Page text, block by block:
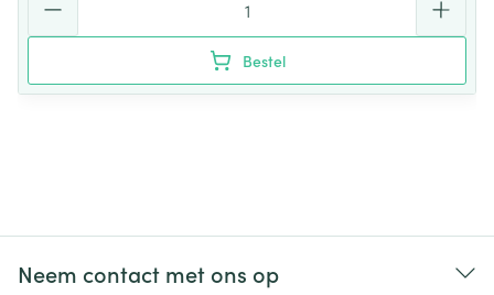
Bestel
Neem contact met ons op